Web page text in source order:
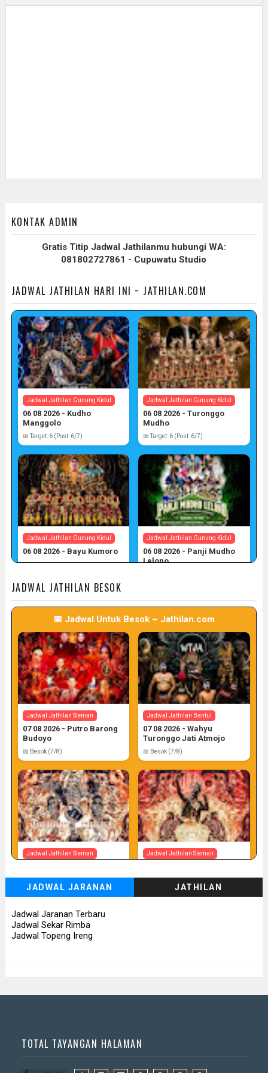
KONTAK ADMIN
Gratis Titip Jadwal Jathilanmu hubungi WA:
081802727861 - Cupuwatu Studio
JADWAL JATHILAN HARI INI ~ JATHILAN.COM
Jadwal Jathilan Gunung Kidul
06 08 2026 - Kudho
Manggolo
📅 Target: 6 (Post: 6/7)
Jadwal Jathilan Gunung Kidul
06 08 2026 - Turonggo
Mudho
📅 Target: 6 (Post: 6/7)
Jadwal Jathilan Gunung Kidul
06 08 2026 - Bayu Kumoro
Jadwal Jathilan Gunung Kidul
06 08 2026 - Panji Mudho
Lelono
Jadwal Jathilan Gunung Kidul
06 08 2026 - Wahyu Budoyo
📅 Target: 6 (Post: 6/7)
JADWAL JATHILAN BESOK
📅 Jadwal Untuk Besok ~ Jathilan.com
Jadwal Jathilan Sleman
07 08 2026 - Putro Barong
Budoyo
📅 Besok (7/8)
Jadwal Jathilan Bantul
07 08 2026 - Wahyu
Turonggo Jati Atmojo
📅 Besok (7/8)
Jadwal Jathilan Sleman
📅 Besok (7/8)
Jadwal Jathilan Sleman
📅 Besok (7/8)
JADWAL JARANAN JATHILAN
Jadwal Jaranan Terbaru
Jadwal Sekar Rimba
Jadwal Topeng Ireng
TOTAL TAYANGAN HALAMAN